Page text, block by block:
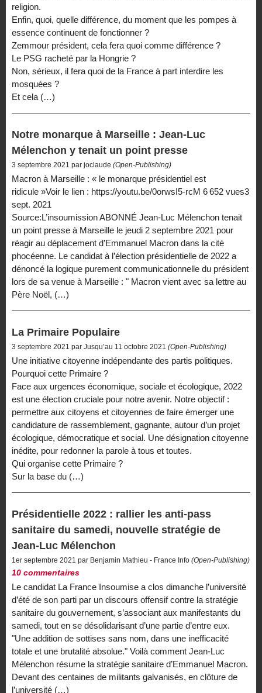
religion.
Enfin, quoi, quelle différence, du moment que les pompes à
essence continuent de fonctionner ?
Zemmour président, cela fera quoi comme différence ?
Le PSG racheté par la Hongrie ?
Non, sérieux, il fera quoi de la France à part interdire les
mosquées ?
Et cela (…)
Notre monarque à Marseille : Jean-Luc
Mélenchon y tenait un point presse
3 septembre 2021 par joclaude (Open-Publishing)
Macron à Marseille : « le monarque présidentiel est
ridicule »Voir le lien : https://youtu.be/0orwsI5-rcM 6 652 vues3
sept. 2021
Source:L’insoumission ABONNÉ Jean-Luc Mélenchon tenait
un point presse à Marseille le jeudi 2 septembre 2021 pour
réagir au déplacement d’Emmanuel Macron dans la cité
phocéenne. Le candidat à l’élection présidentielle de 2022 a
dénoncé la logique purement communicationnelle du président
lors de sa venue à Marseille : " Macron vient avec sa lettre au
Père Noël, (…)
La Primaire Populaire
3 septembre 2021 par Jusqu’au 11 octobre 2021 (Open-Publishing)
Une initiative citoyenne indépendante des partis politiques.
Pourquoi cette Primaire ?
Face aux urgences économique, sociale et écologique, 2022
est une élection cruciale pour notre avenir. Notre objectif :
permettre aux citoyens et citoyennes de faire émerger une
candidature de rassemblement, gagnante, autour d’un projet
écologique, démocratique et social. Une désignation citoyenne
inédite, pour redonner la parole à tous et toutes.
Qui organise cette Primaire ?
Sur la base du (…)
Présidentielle 2022 : rallier les anti-pass
sanitaire du samedi, nouvelle stratégie de
Jean-Luc Mélenchon
1er septembre 2021 par Benjamin Mathieu - France Info (Open-Publishing)
10 commentaires
Le candidat La France Insoumise a clos dimanche l’université
d’été de son parti par un discours offensif contre la stratégie
sanitaire du gouvernement, s’associant aux manifestants du
samedi, tout en se désolidarisant d’une partie d’entre eux.
"Une addition de sottises sans nom, dans une inefficacité
totale et une brutalité absolue." Voilà comment Jean-Luc
Mélenchon résume la stratégie sanitaire d’Emmanuel Macron.
Devant des centaines de militants galvanisés, en clôture de
l’université (…)